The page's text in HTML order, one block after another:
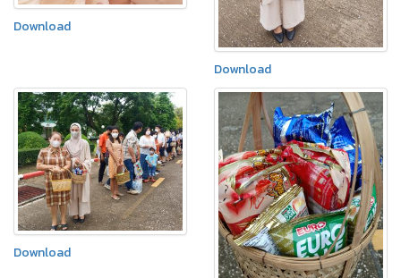
Download
Download
Download